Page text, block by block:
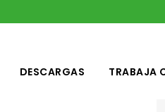
DESCARGAS TRABAJA